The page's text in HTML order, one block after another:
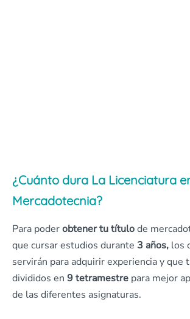
¿Cuánto dura La Licenciatura
Mercadotecnia?
Para poderobtener tu títulode
que cursar estudios durante 3 años, los
servirán para adquirir experiencia y que
divididos en 9 tetramestre para mejor
de las diferentes asignaturas.